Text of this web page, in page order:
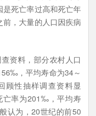
死亡率过高和死亡年
，大量的人口因疾病
资料，部分农村人口
，平均寿命为34～
顾性抽样调查资料显
亡率为201‰，平均寿
认为，20世纪的前50